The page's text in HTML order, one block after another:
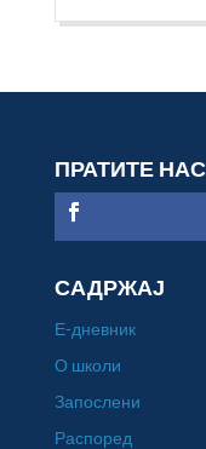
ПРАТИТЕ НАС
САДРЖАЈ
Е-дневник
О школи
Запослени
Распоред